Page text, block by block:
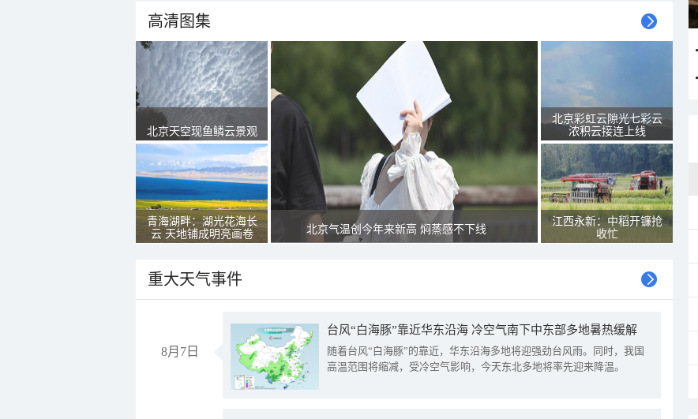
高清图集
北京天空现鱼鳞云景观
青海湖畔：湖光花海长
云 天地铺成明亮画卷
北京气温创今年来新高 焖蒸感不下线
北京彩虹云隙光七彩云
浓积云接连上线
江西永新：中稻开镰抢
收忙
重大天气事件
8月7日
台风“白海豚”靠近华东沿海 冷空气南下中东部多地暑热缓解
随着台风“白海豚”的靠近，华东沿海多地将迎强劲台风雨。同时，我国
高温范围将缩减，受冷空气影响，今天东北多地将率先迎来降温。